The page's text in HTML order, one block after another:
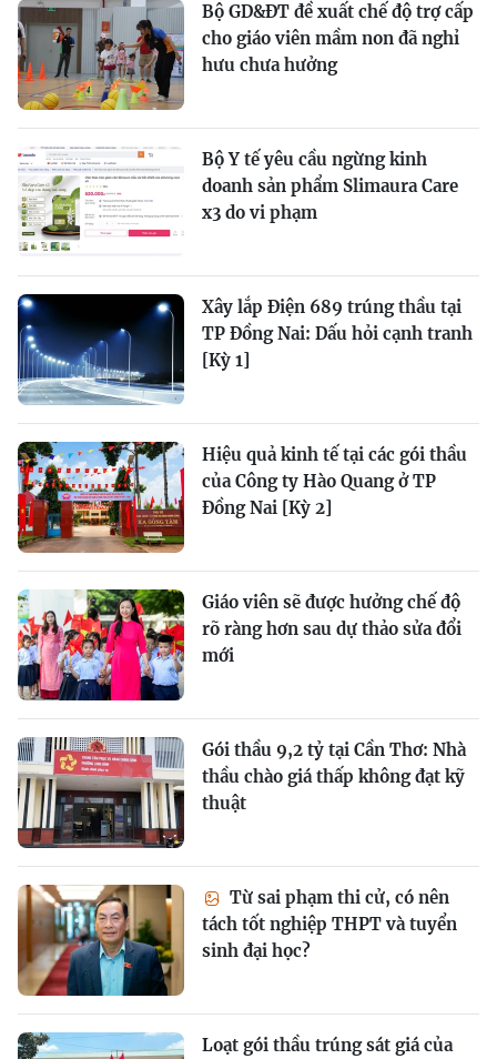
Bộ GD&ĐT đề xuất chế độ trợ cấp
cho giáo viên mầm non đã nghỉ
hưu chưa hưởng
Bộ Y tế yêu cầu ngừng kinh
doanh sản phẩm Slimaura Care
x3 do vi phạm
Xây lắp Điện 689 trúng thầu tại
TP Đồng Nai: Dấu hỏi cạnh tranh
[Kỳ 1]
Hiệu quả kinh tế tại các gói thầu
của Công ty Hào Quang ở TP
Đồng Nai [Kỳ 2]
Giáo viên sẽ được hưởng chế độ
rõ ràng hơn sau dự thảo sửa đổi
mới
Gói thầu 9,2 tỷ tại Cần Thơ: Nhà
thầu chào giá thấp không đạt kỹ
thuật
Từ sai phạm thi cử, có nên
tách tốt nghiệp THPT và tuyển
sinh đại học?
Loạt gói thầu trúng sát giá của